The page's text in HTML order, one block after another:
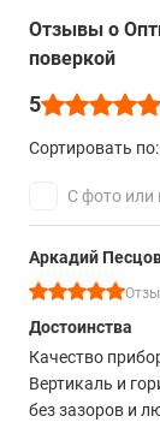
Отзывы о
поверкой
5
Сортировать по:
С фото или
Аркадий
Достоинства
Качество
Вертикаль и
без зазоров и